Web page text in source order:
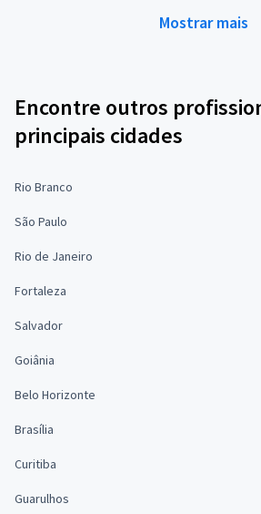
Mostrar mais
Encontre outros
principais cidades
Rio Branco
São Paulo
Rio de Janeiro
Fortaleza
Salvador
Goiânia
Belo Horizonte
Brasília
Curitiba
Guarulhos